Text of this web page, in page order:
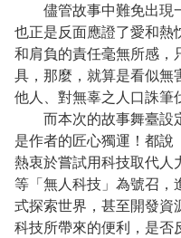
儘管故事中難免出現
也正是反面應證了愛和
和肩負的責任毫無所感，
具，那麼，就算是看似無
他人、對無辜之人口誅筆
而本次的故事舞臺設
是作者的匠心獨運！都說
熱衷於嘗試用科技取代人
等「無人科技」為號召，
式探索世界，甚至開發資
科技所帶來的便利，是否